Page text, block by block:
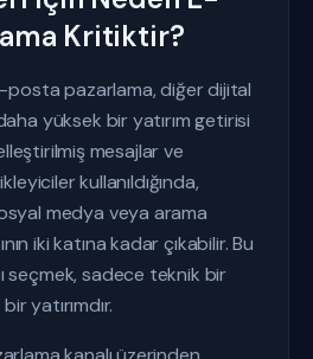
Kritiktir?
posta pazarlama, diğer dijital
yüksek bir yatırım getirisi
mesajlar ve
kullanıldığında,
medya veya arama
iki katına kadar çıkabilir. Bu
seçmek, sadece teknik bir
yatırımdır.